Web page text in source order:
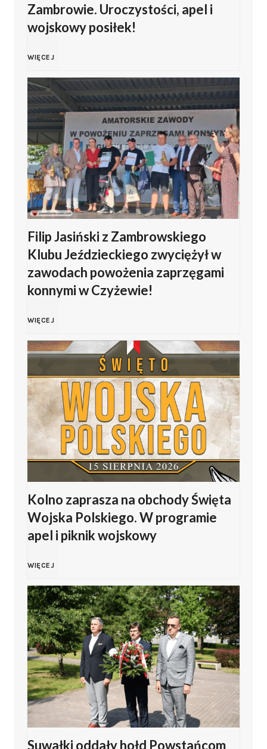
Zambrowie. Uroczystości, apel i
wojskowy posiłek!
WIĘCEJŚ
w
i
ę
t
o
W
j
k
a
P
s
k
i
e
g
o
2
2
Filip Jasiński z Zambrowskiego
Klubu Jeździeckiego zwyciężył w
zawodach powożenia zaprzęgami
konnymi w Czyżewie!
WIĘCEJF
i
l
p
a
s
ń
s
k
i
Kolno zaprasza na obchody Święta
Wojska Polskiego. W programie
apel i piknik wojskowy
WIĘCEJK
o
l
n
o
a
Suwałki oddały hołd Powstańcom